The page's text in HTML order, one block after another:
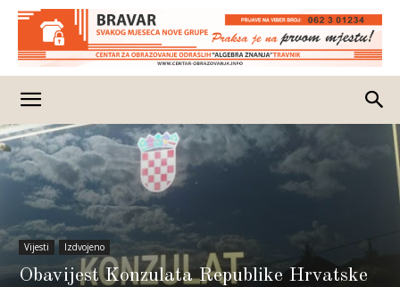
Vijesti Izdvojeno
Obavijest Konzulata Republike Hrvatske